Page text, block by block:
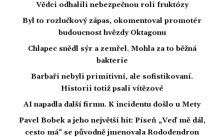
Vědci odhalili nebezpečnou roli fruktózy
Byl to rozlučkový zápas, okomentoval promotér
budoucnost hvězdy Oktagonu
Chlapec snědl sýr a zemřel. Mohla za to běžná
bakterie
Barbaři nebyli primitivní, ale sofistikovaní.
Historii totiž psali vítězové
AI napadla další firmu. K incidentu došlo u Mety
Pavel Bobek a jeho největší hit: Píseň „Veď mě dál,
cesto má“ se původně jmenovala Rododendron